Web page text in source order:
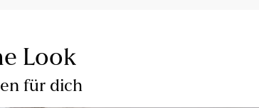
Look
für dich